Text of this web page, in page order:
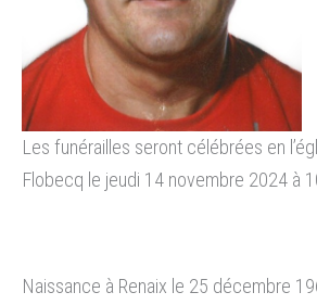
Les funérailles seront célébrées en
Flobecq le jeudi 14 novembre 2024 à
Naissance à Renaix le 25 décembre